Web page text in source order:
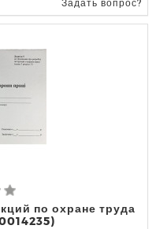
Задать вопрос?
по охране труда